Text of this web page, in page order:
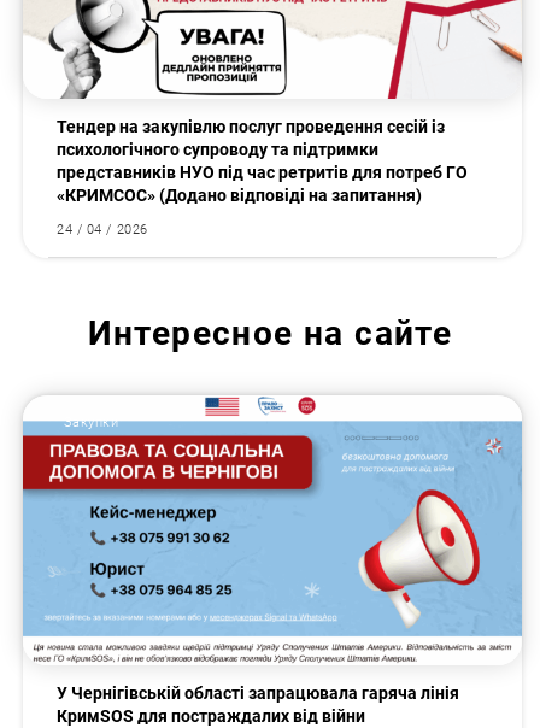
Тендер на закупівлю послуг проведення сесій із
психологічного супроводу та підтримки
представників НУО під час ретритів для потреб ГО
«КРИМСОС» (Додано відповіді на запитання)
24 / 04 / 2026
Интересное на сайте
Закупки
У Чернігівській області запрацювала гаряча лінія
КримSOS для постраждалих від війни